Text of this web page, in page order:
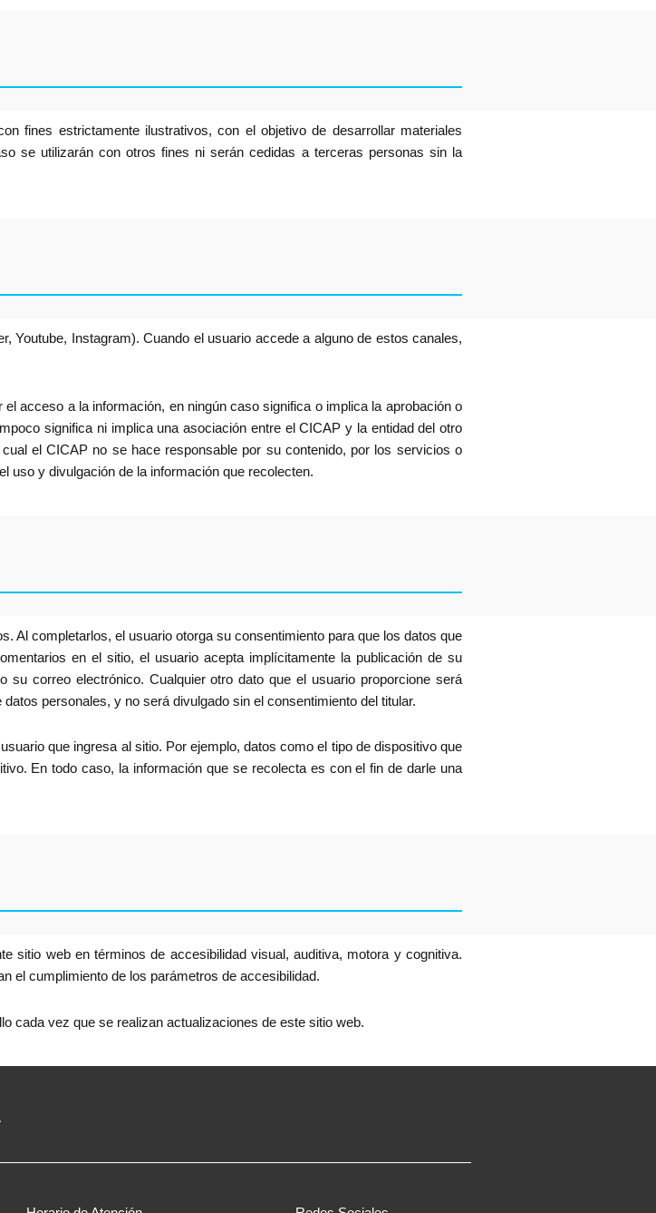
fines estrictamente ilustrativos, con el objetivo de desarrollar materiales
se utilizarán con otros fines ni serán cedidas a terceras personas sin la
Youtube, Instagram). Cuando el usuario accede a alguno de estos canales,
acceso a la información, en ningún caso significa o implica la aprobación o
significa ni implica una asociación entre el CICAP y la entidad del otro
el CICAP no se hace responsable por su contenido, por los servicios o
uso y divulgación de la información que recolecten.
Al completarlos, el usuario otorga su consentimiento para que los datos que
en el sitio, el usuario acepta implícitamente la publicación de su
correo electrónico. Cualquier otro dato que el usuario proporcione será
personales, y no será divulgado sin el consentimiento del titular.
que ingresa al sitio. Por ejemplo, datos como el tipo de dispositivo que
En todo caso, la información que se recolecta es con el fin de darle una
sitio web en términos de accesibilidad visual, auditiva, motora y cognitiva.
el cumplimiento de los parámetros de accesibilidad.
cada vez que se realizan actualizaciones de este sitio web.